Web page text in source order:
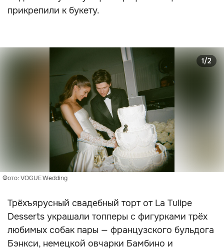
прикрепили к букету.
Фото: VOGUE Wedding
1/2
Трёхъярусный свадебный торт от La Tulipe
Desserts украшали топперы с фигурками трёх
любимых собак пары — французского бульдога
Бэнкси, немецкой овчарки Бамбино и